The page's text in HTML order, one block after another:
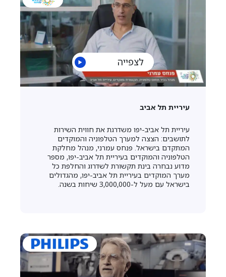
לצפייה
עיריית תל אביב
עיריית תל אביב-יפו משדרגת את חווית השירות
לתושבים: הצצה למערך הטלפוניה והמוקדים
המתקדם בישראל. פנחס עמרני, מנהל מחלקת
הטלפוניה והמוקדים בעיריית תל אביב-יפו, מספר
מדוע נבחרה בינת תקשורת לשדרוג והחלפת כל
מערך המוקדים בעיריית תל אביב-יפו, מהגדולים
בישראל עם מעל ל-3,000,000 שיחות בשנה.